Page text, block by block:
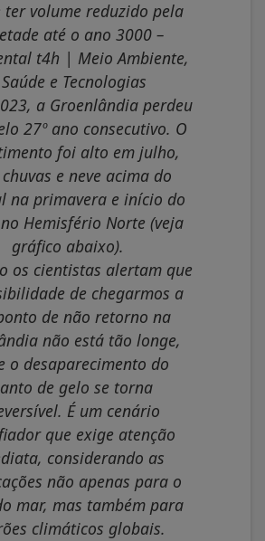
a Groenlândia perdeu
27º ano consecutivo. O
foi alto em julho,
e neve acima do
na primavera e início do
Hemisfério Norte (veja
gráfico abaixo).
os cientistas alertam que
de chegarmos a
de não retorno na
não está tão longe,
o desaparecimento do
de gelo se torna
É um cenário
que exige atenção
considerando as
não apenas para o
mar, mas também para
climáticos globais.